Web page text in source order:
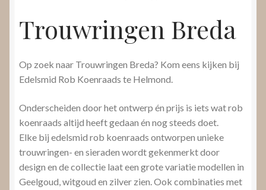
Trouwringen Breda
Op zoek naar Trouwringen Breda? Kom eens kijken bij
Edelsmid Rob Koenraads te Helmond.
Onderscheiden door het ontwerp én prijs is iets wat rob
koenraads altijd heeft gedaan én nog steeds doet.
Elke bij edelsmid rob koenraads ontworpen unieke
trouwringen- en sieraden wordt gekenmerkt door
design en de collectie laat een grote variatie modellen in
Geelgoud, witgoud en zilver zien. Ook combinaties met